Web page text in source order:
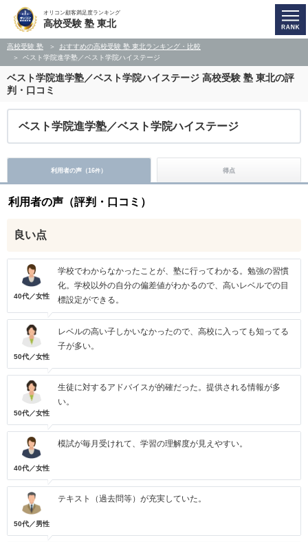
オリコン顧客満足度ランキング
高校受験 塾 東北
高校受験 塾
おすすめの高校受験 塾 東北ランキング・比較
ベスト学院進学塾／ベスト学院ハイステージ
ベスト学院進学塾／ベスト学院ハイステージ 高校受験 塾 東北の評
判・口コミ
ベスト学院進学塾／ベスト学院ハイステージ
利用者の声（16件） 得点
利用者の声（評判・口コミ）
良い点
40代／女性
学校でわからなかったことが、塾に行ってわかる。勉強の習慣
化。学校以外の自分の偏差値がわかるので、高いレベルでの目
標設定ができる。
50代／女性
レベルの高い子しかいなかったので、高校に入っても知ってる
子が多い。
50代／女性
生徒に対するアドバイスが的確だった。提供される情報が多
い。
40代／女性
模試が毎月受けれて、学習の理解度が見えやすい。
50代／男性
テキスト（過去問等）が充実していた。